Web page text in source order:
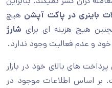
باینری در پاکت آپشن هیچ
هیچ هزینه ای برای شارژ
خود و عدم فعالیت وجود ندارد.
های بالای خود در بازار
بر اساس اطلاعات موجود در